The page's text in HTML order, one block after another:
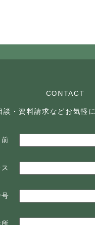
CONTACT
談・資料請求などお気軽に